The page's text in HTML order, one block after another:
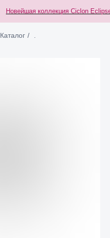
Новейшая коллекция Ciclon Eclipse
Каталог /